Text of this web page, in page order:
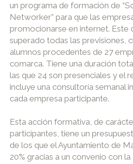
un programa de formación de
Networker” para que las
promocionarse en internet. Este
superado todas las previsiones,
alumnos procedentes de 27
comarca. Tiene una duración
las que 24 son presenciales y el
incluye una consultoría semanal
cada empresa participante.
Esta acción formativa, de
participantes, tiene un
de los que el Ayuntamiento de
20% gracias a un convenio con